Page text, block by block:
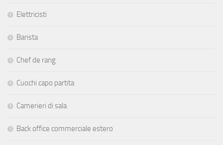
Elettricisti
Barista
Chef de rang
Cuochi capo partita
Camerieri di sala
Back office commerciale estero